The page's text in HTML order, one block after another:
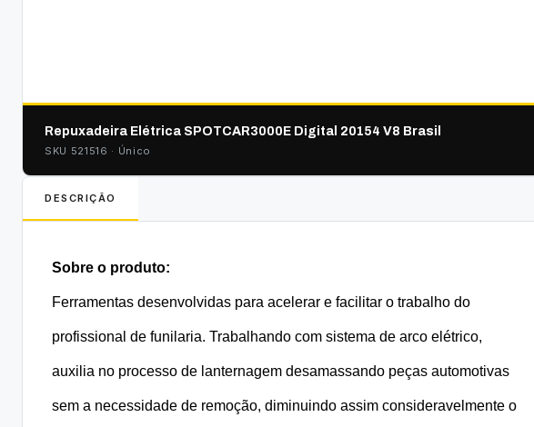
Repuxadeira Elétrica SPOTCAR3000E Digital 20154 V8 Brasil
SKU 521516 · Único
DESCRIÇÃO
Sobre o produto:
Ferramentas desenvolvidas para acelerar e facilitar o trabalho do
profissional de funilaria. Trabalhando com sistema de arco elétrico,
auxilia no processo de lanternagem desamassando peças automotivas
sem a necessidade de remoção, diminuindo assim consideravelmente o